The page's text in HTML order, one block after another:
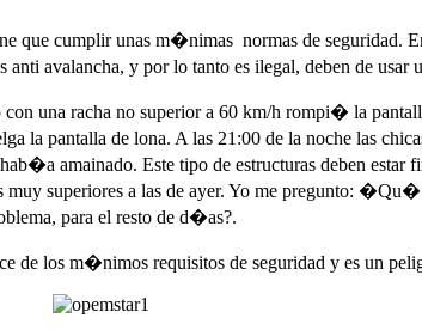
que cumplir unas m�nimas normas de seguridad.
anti avalancha, y por lo tanto es ilegal, deben de
una racha no superior a 60 km/h rompi� la
la pantalla de lona. A las 21:00 de la noche las
amainado. Este tipo de estructuras deben estar
superiores a las de ayer. Yo me pregunto:
para el resto de d�as?.
los m�nimos requisitos de seguridad y es un